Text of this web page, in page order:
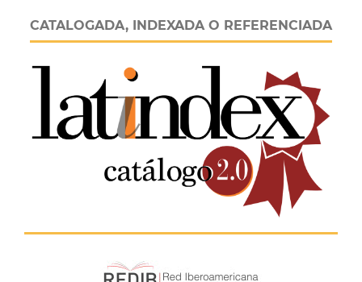
CATALOGADA, INDEXADA O REFERENCIADA